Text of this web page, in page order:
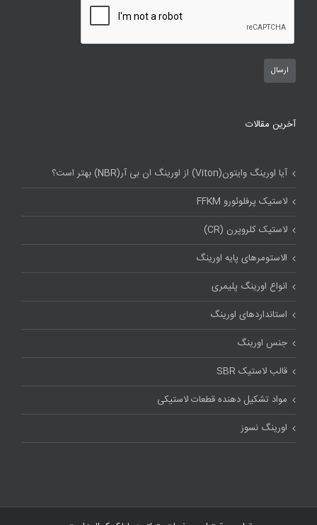
آخرین مقالات
آیا اورینگ وایتون(Viton) از اورینگ ان بی آر(NBR) بهتر است؟
لاستیک پرفلوئورو FFKM
لاستیک کلروپرن (CR)
الاستومرهای پایه اورینگ
انواع اورینگ پلیمری
استاندارد‌های اورینگ
جنس اورینگ
قالب لاستیک SBR
مواد تشکیل دهنده قطعات لاستیکی
اورینگ نسوز